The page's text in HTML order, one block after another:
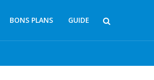
BONS PLANS GUIDE